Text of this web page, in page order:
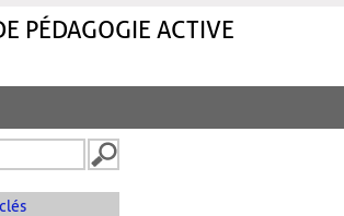
PÉDAGOGIE ACTIVE